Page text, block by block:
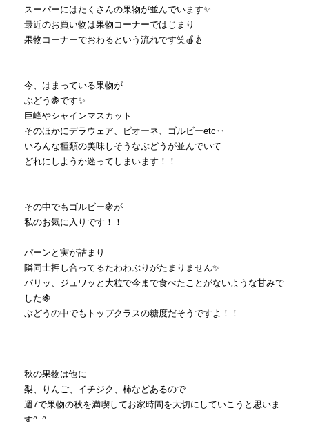
スーパーにはたくさんの果物が並んでいます✨
最近のお買い物は果物コーナーではじまり
果物コーナーでおわるという流れです笑🍎🍐
今、はまっている果物が
ぶどう🍇です✨
巨峰やシャインマスカット
そのほかにデラウェア、ピオーネ、ゴルビーetc‥
いろんな種類の美味しそうなぶどうが並んでいて
どれにしようか迷ってしまいます！！
その中でもゴルビー🍇が
私のお気に入りです！！
パーンと実が詰まり
隣同士押し合ってるたわわぶりがたまりません✨
パリッ、ジュワッと大粒で今まで食べたことがないような甘みで
した🍇
ぶどうの中でもトップクラスの糖度だそうですよ！！
秋の果物は他に
梨、りんご、イチジク、柿などあるので
週7で果物の秋を満喫してお家時間を大切にしていこうと思いま
す^_^